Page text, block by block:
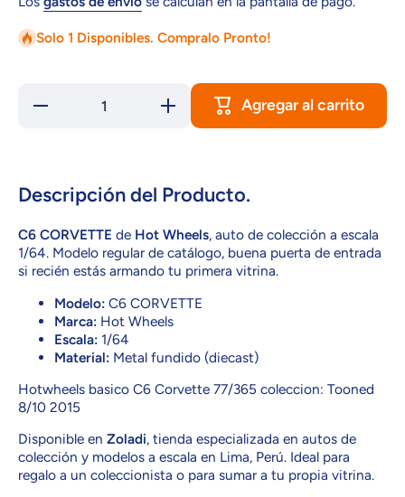
Solo 1 Disponibles. Compralo Pronto!
Reducir
Aumentar
cantidad
para DTX51
Agregar al carrito
Descripción del Producto.
C6 CORVETTE de Hot Wheels, auto de colección a escala
1/64. Modelo regular de catálogo, buena puerta de entrada
si recién estás armando tu primera vitrina.
Modelo: C6 CORVETTE
Marca: Hot Wheels
Escala: 1/64
Material: Metal fundido (diecast)
Hotwheels basico C6 Corvette 77/365 coleccion: Tooned
8/10 2015
Disponible en Zoladi, tienda especializada en autos de
colección y modelos a escala en Lima, Perú. Ideal para
regalo a un coleccionista o para sumar a tu propia vitrina.